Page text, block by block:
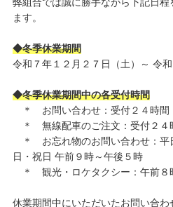
ます。
◆冬季休業期間
令和７年１２月２７日（土）～ 令和
◆冬季休業期間中の各受付時間
＊ お問い合わせ：受付２４時間
＊ 無線配車のご注文：受付２４
＊ お忘れ物のお問い合わせ：平
日・祝日 午前９時～午後５時
＊ 観光・ロケタクシー：午前８
休業期間中にいただいたお問い合